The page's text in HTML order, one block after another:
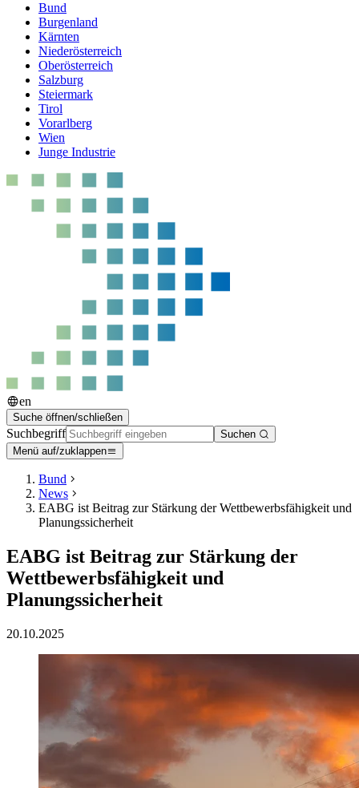
Bund
Burgenland
Kärnten
Niederösterreich
Oberösterreich
Salzburg
Steiermark
Tirol
Vorarlberg
Wien
Junge Industrie
en
Suche öffnen/schließen
Suchbegriff
Suchen
Menü auf/zuklappen
Bund
News
EABG ist Beitrag zur Stärkung der Wettbewerbsfähigkeit und
Planungssicherheit
EABG ist Beitrag zur Stärkung der
Wettbewerbsfähigkeit und
Planungssicherheit
20.10.2025